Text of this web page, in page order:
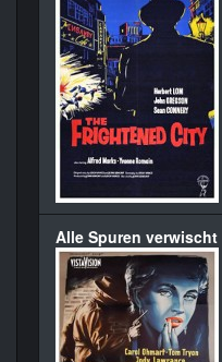
Alle Spuren verwischt